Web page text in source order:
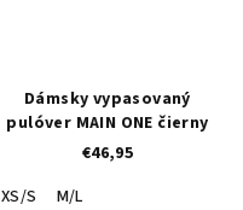
Dámsky vypasovaný
pulóver MAIN ONE čierny
€46,95
XS/S
M/L